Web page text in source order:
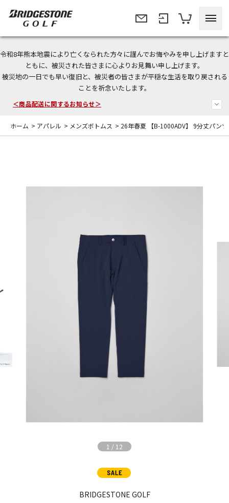
令和8年熊本地震により亡くなられた方々に謹んでお悔やみを申し上げますと
ともに、被災された皆さまに心よりお見舞い申し上げます。
被災地の一日でも早い復旧と、被災者の皆さまが平穏な生活を取り戻される
ことを祈念いたします。
今なら新規会員登録で1,000円OFFクーポンプレゼント！
＜商品配送に関するお知らせ＞
＜夏季休暇中のご注文・発送・お問い合わせ＞
ホーム > アパレル > メンズボトムス > 26年春夏 【B-1000ADV】 9分丈パンツ
1 / 12
BRIDGESTONE GOLF